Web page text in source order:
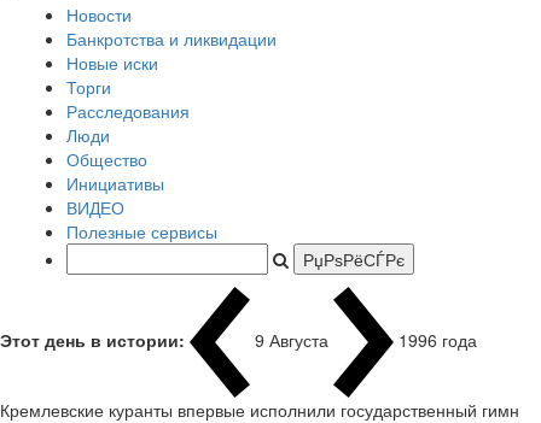
Новости
Банкротства и ликвидации
Новые иски
Торги
Расследования
Люди
Общество
Инициативы
ВИДЕО
Полезные сервисы
Этот день в истории: 9 Августа 1996 года
Кремлевские куранты в|